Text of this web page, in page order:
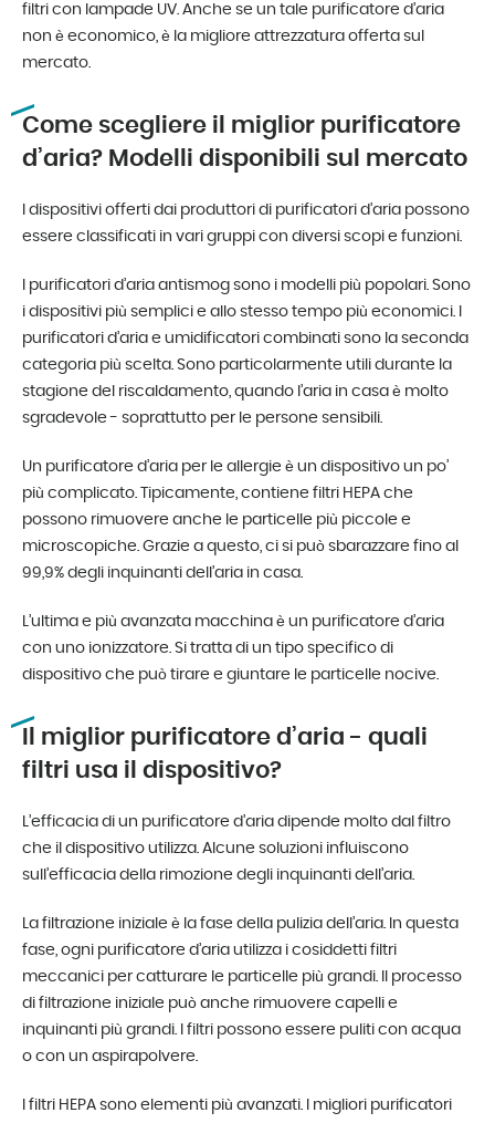
filtri con lampade UV. Anche se un tale purificatore d’aria
non è economico, è la migliore attrezzatura offerta sul
mercato.
Come scegliere il miglior purificatore
d’aria? Modelli disponibili sul mercato
I dispositivi offerti dai produttori di purificatori d’aria possono
essere classificati in vari gruppi con diversi scopi e funzioni.
I purificatori d’aria antismog sono i modelli più popolari. Sono
i dispositivi più semplici e allo stesso tempo più economici. I
purificatori d’aria e umidificatori combinati sono la seconda
categoria più scelta. Sono particolarmente utili durante la
stagione del riscaldamento, quando l’aria in casa è molto
sgradevole - soprattutto per le persone sensibili.
Un purificatore d’aria per le allergie è un dispositivo un po’
più complicato. Tipicamente, contiene filtri HEPA che
possono rimuovere anche le particelle più piccole e
microscopiche. Grazie a questo, ci si può sbarazzare fino al
99,9% degli inquinanti dell’aria in casa.
L’ultima e più avanzata macchina è un purificatore d’aria
con uno ionizzatore. Si tratta di un tipo specifico di
dispositivo che può tirare e giuntare le particelle nocive.
Il miglior purificatore d’aria - quali
filtri usa il dispositivo?
L’efficacia di un purificatore d’aria dipende molto dal filtro
che il dispositivo utilizza. Alcune soluzioni influiscono
sull’efficacia della rimozione degli inquinanti dell’aria.
La filtrazione iniziale è la fase della pulizia dell’aria. In questa
fase, ogni purificatore d’aria utilizza i cosiddetti filtri
meccanici per catturare le particelle più grandi. Il processo
di filtrazione iniziale può anche rimuovere capelli e
inquinanti più grandi. I filtri possono essere puliti con acqua
o con un aspirapolvere.
I filtri HEPA sono elementi più avanzati. I migliori purificatori